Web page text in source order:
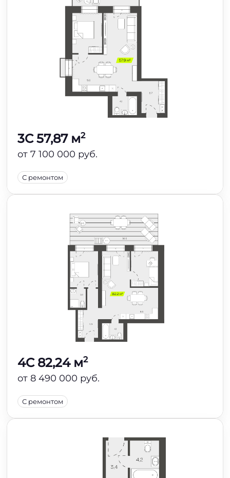
3C 57,87 м2
от 7 100 000 руб.
С ремонтом
4C 82,24 м2
от 8 490 000 руб.
С ремонтом